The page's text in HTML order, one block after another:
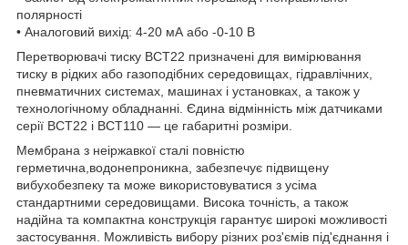
полярності
• Аналоговий вихід: 4-20 мА або -0-10 В
Перетворювачі тиску BCT22 призначені для вимірювання
тиску в рідких або газоподібних середовищах, гідравлічних,
пневматичних системах, машинах і установках, а також у
технологічному обладнанні. Єдина відмінність між датчиками
серії BCT22 і BCT110 — це габаритні розміри.
Мембрана з неіржавкої сталі повністю
герметична,водонепроникна, забезпечує підвищену
вибухобезпеку та може використовуватися з усіма
стандартними середовищами. Висока точність, а також
надійна та компактна конструкція гарантує широкі можливості
застосування. Можливість вибору різних роз'ємів під'єднання і